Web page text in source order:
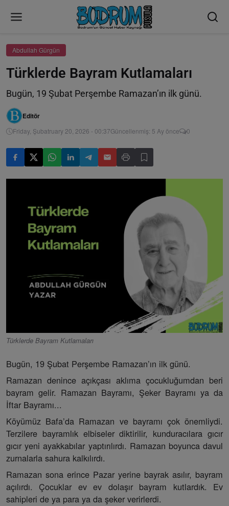
Abdullah Gürgün
Türklerde Bayram Kutlamaları
Bugün, 19 Şubat Perşembe Ramazan’ın ilk günü.
Editör
Friday, Şubatruary 20, 2026 - 00:37Güncellenmiş: 5 Ay önce 0
Türklerde Bayram Kutlamaları
Bugün, 19 Şubat Perşembe Ramazan’ın ilk günü.
Ramazan denince açıkçası aklıma çocukluğumdan beri
bayram gelir. Ramazan Bayramı, Şeker Bayramı ya da
İftar Bayramı...
Köyümüz Bafa’da Ramazan ve bayramı çok önemliydi.
Terzilere bayramlık elbiseler diktirilir, kunduracılara gıcır
gıcır yeni ayakkabılar yaptırılırdı. Ramazan boyunca davul
zurnalarla sahura kalkılırdı.
Ramazan sona erince Pazar yerine bayrak asılır, bayram
açılırdı. Çocuklar ev ev dolaşır bayram kutlardık. Ev
sahipleri de ya para ya da şeker verirlerdi.